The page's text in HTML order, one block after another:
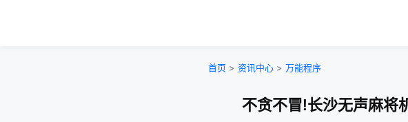
首页 > 资讯中心 > 万能程序
不贪不冒!长沙无声麻将